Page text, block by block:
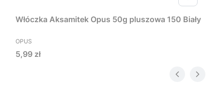
Włóczka Aksamitek Opus 50g pluszowa 150 Biały
PRODUCENT
OPUS
Cena
5,99 zł